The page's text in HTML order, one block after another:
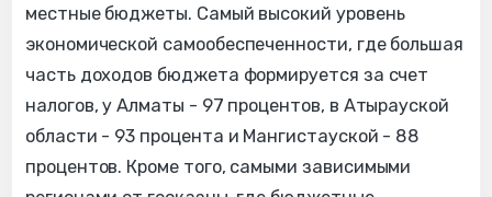
местные бюджеты. Самый высокий уровень
экономической самообеспеченности, где большая
часть доходов бюджета формируется за счет
налогов, у Алматы - 97 процентов, в Атырауской
области - 93 процента и Мангистауской - 88
процентов. Кроме того, самыми зависимыми